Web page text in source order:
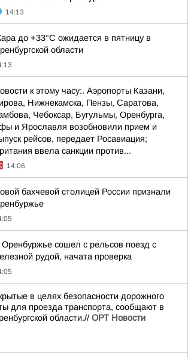
14:13
до +33°С ожидается в пятницу в
области
к этому часу:. Аэропорты Казани,
Нижнекамска, Пензы, Саратова,
Чебоксар, Бугульмы, Оренбурга,
и Ярославля возобновили прием и
рейсов, передает Росавиация;
ввела санкции против...
14:06
бахчевой столицей России признали
сошел с рельсов поезд с
рудой, начата проверка
в целях безопасности дорожного
для проезда транспорта, сообщают в
области.// ОРТ Новости